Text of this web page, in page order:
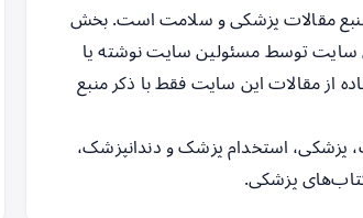
مقالات پزشکی و سلامت است. بخش
سایت توسط مسئولین سایت نوشته یا
از مقالات این سایت فقط با ذکر منبع
پزشکی، استخدام پزشک و دندانپزشک،